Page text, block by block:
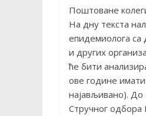
Поштоване
На дну текста
епидемиолога са
и других
ће бити
ове године имати
најављивано).
Стручног одбора